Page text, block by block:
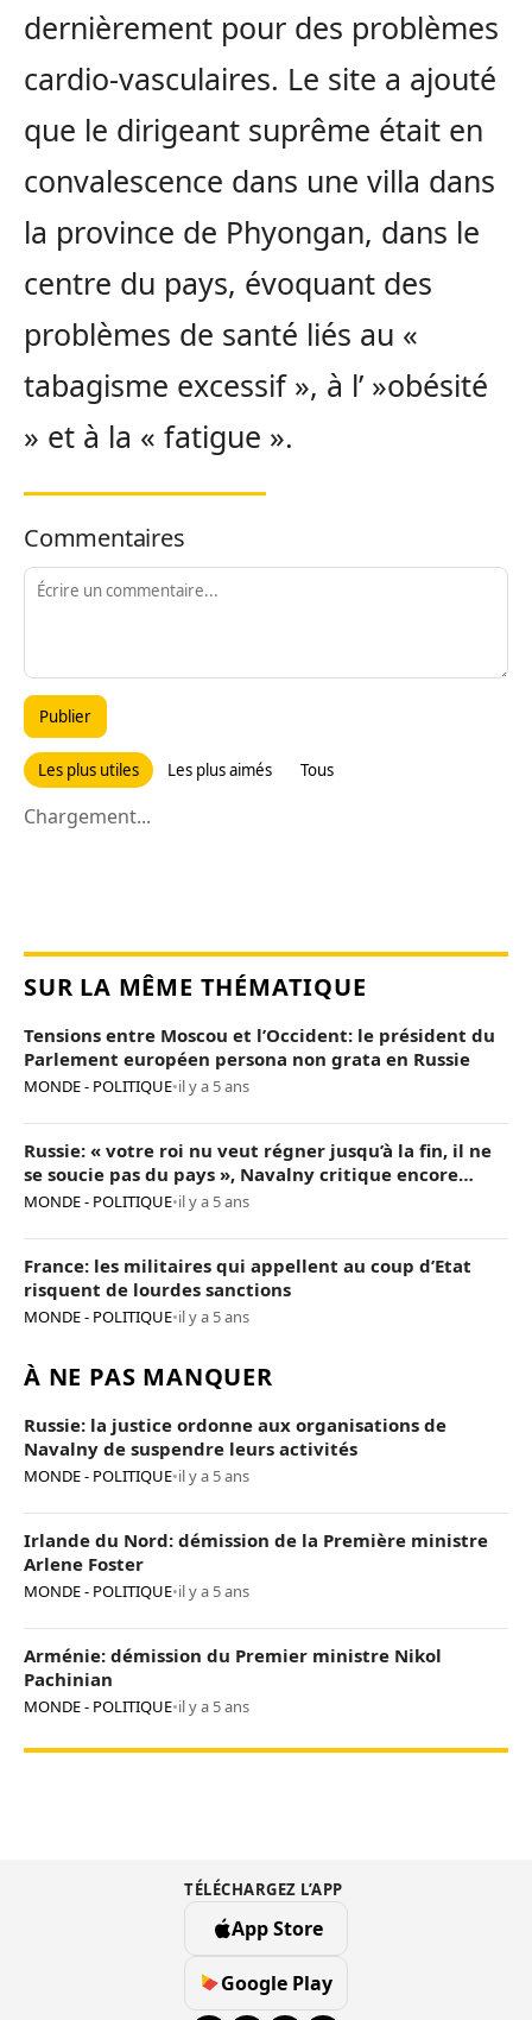
dernièrement pour des problèmes
cardio-vasculaires. Le site a ajouté
que le dirigeant suprême était en
convalescence dans une villa dans
la province de Phyongan, dans le
centre du pays, évoquant des
problèmes de santé liés au «
tabagisme excessif », à l’ »obésité
» et à la « fatigue ».
Commentaires
Publier
Les plus utiles Les plus aimés Tous
Chargement...
SUR LA MÊME THÉMATIQUE
Tensions entre Moscou et l’Occident: le président du
Parlement européen persona non grata en Russie
MONDE - POLITIQUE•il y a 5 ans
Russie: « votre roi nu veut régner jusqu’à la fin, il ne
se soucie pas du pays », Navalny critique encore
Poutine
MONDE - POLITIQUE•il y a 5 ans
France: les militaires qui appellent au coup d’Etat
risquent de lourdes sanctions
MONDE - POLITIQUE•il y a 5 ans
À NE PAS MANQUER
Russie: la justice ordonne aux organisations de
Navalny de suspendre leurs activités
MONDE - POLITIQUE•il y a 5 ans
Irlande du Nord: démission de la Première ministre
Arlene Foster
MONDE - POLITIQUE•il y a 5 ans
Arménie: démission du Premier ministre Nikol
Pachinian
MONDE - POLITIQUE•il y a 5 ans
TÉLÉCHARGEZ L’APP
App Store
Google Play